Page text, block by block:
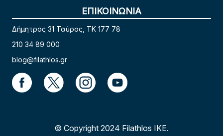
ΕΠΙΚΟΙΝΩΝΙΑ
Δήμητρος 31 Ταύρος, TK 177 78
210 34 89 000
blog@filathlos.gr
© Copyright 2024 Filathlos ΙΚΕ.